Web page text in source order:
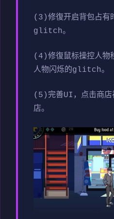
(3)修復开启背包占有
glitch。
(4)修復鼠标操控人物
人物闪烁的glitch。
(5)完善UI，点击商店
店。